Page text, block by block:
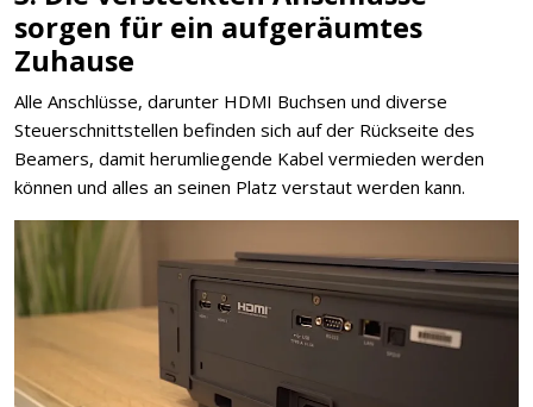
sorgen für ein aufgeräumtes
Zuhause
Alle Anschlüsse, darunter HDMI Buchsen und diverse
Steuerschnittstellen befinden sich auf der Rückseite des
Beamers, damit herumliegende Kabel vermieden werden
können und alles an seinen Platz verstaut werden kann.